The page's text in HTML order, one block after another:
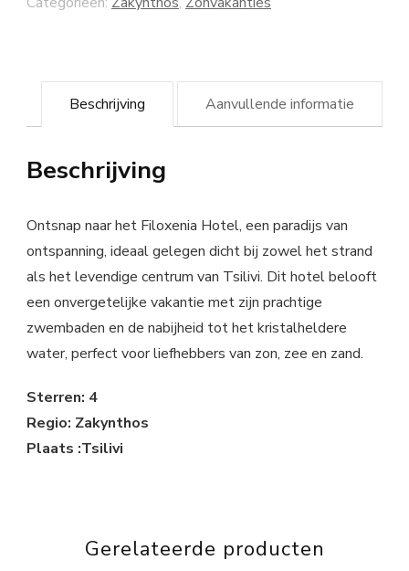
Beschrijving Aanvullende informatie
Beschrijving
Ontsnap naar het Filoxenia Hotel, een paradijs van
ontspanning, ideaal gelegen dicht bij zowel het strand
als het levendige centrum van Tsilivi. Dit hotel belooft
een onvergetelijke vakantie met zijn prachtige
zwembaden en de nabijheid tot het kristalheldere
water, perfect voor liefhebbers van zon, zee en zand.
Sterren: 4
Regio: Zakynthos
Plaats :Tsilivi
Gerelateerde producten